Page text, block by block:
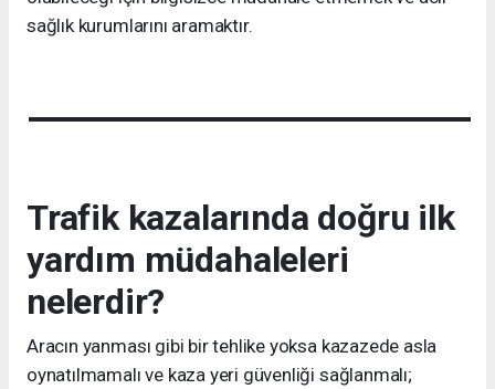
sağlık kurumlarını aramaktır.
Trafik kazalarında doğru ilk
yardım müdahaleleri
nelerdir?
Aracın yanması gibi bir tehlike yoksa kazazede asla
oynatılmamalı ve kaza yeri güvenliği sağlanmalı;